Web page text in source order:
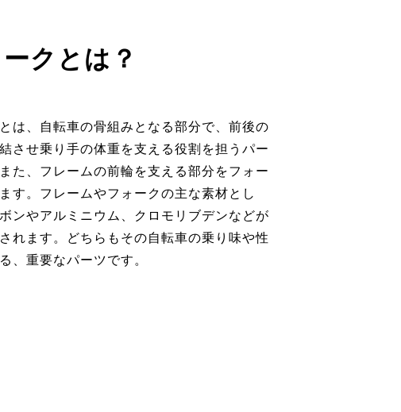
クとは？
は、自転車の骨組みとなる部分で、前後の
させ乗り手の体重を支える役割を担うパー
た、フレームの前輪を支える部分をフォー
す。フレームやフォークの主な素材とし
ンやアルミニウム、クロモリブデンなどが
れます。どちらもその自転車の乗り味や性
、重要なパーツです。